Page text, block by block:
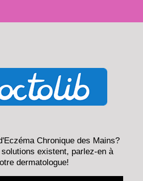
Chronique des Mains?
existent, parlez-en à
dermatologue!